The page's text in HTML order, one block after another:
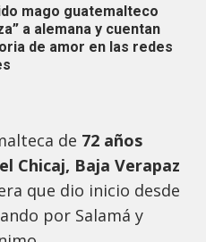
mago guatemalteco
a alemana y cuentan
de amor en las redes
de 72 años
Chicaj, Baja Verapaz
que dio inicio desde
por Salamá y